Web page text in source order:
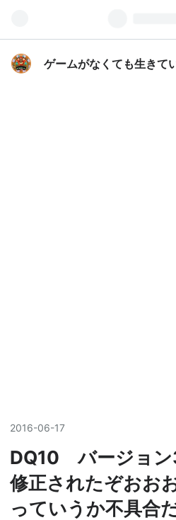
ゲームがなくても生きて
2016-06-17
DQ10 バージョ
修正されたぞおお
っていうか不具合